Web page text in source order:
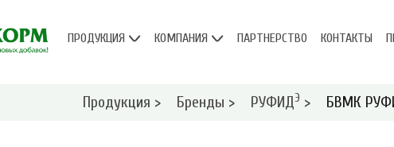
ПРОДУКЦИЯ КОМПАНИЯ ПАРТНЕРСТВО КОНТАКТЫ
Продукция > Бренды > РУФИДЭ > БВМК